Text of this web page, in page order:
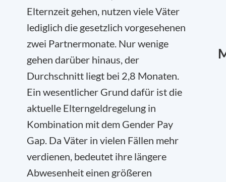
Elternzeit gehen, nutzen viele Väter
lediglich die gesetzlich vorgesehenen
zwei Partnermonate. Nur wenige
gehen darüber hinaus, der
Durchschnitt liegt bei 2,8 Monaten.
Ein wesentlicher Grund dafür ist die
aktuelle Elterngeldregelung in
Kombination mit dem Gender Pay
Gap. Da Väter in vielen Fällen mehr
verdienen, bedeutet ihre längere
Abwesenheit einen größeren